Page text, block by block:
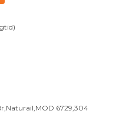
6729,304